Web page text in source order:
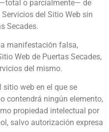
o parcialmente— de
del Sitio Web sin
Secades.
manifestación falsa,
Web de Puertas Secades,
del mismo.
sitio web en el que se
contendrá ningún elemento,
propiedad intelectual por
salvo autorización expresa